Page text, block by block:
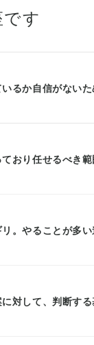
す
るか自信がない
おり任せるべき
。やることが多
対して、判断す